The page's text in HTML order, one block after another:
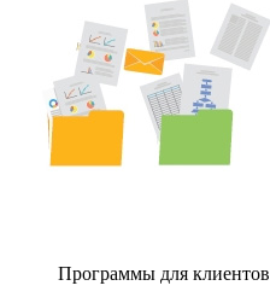
Программы для клиентов